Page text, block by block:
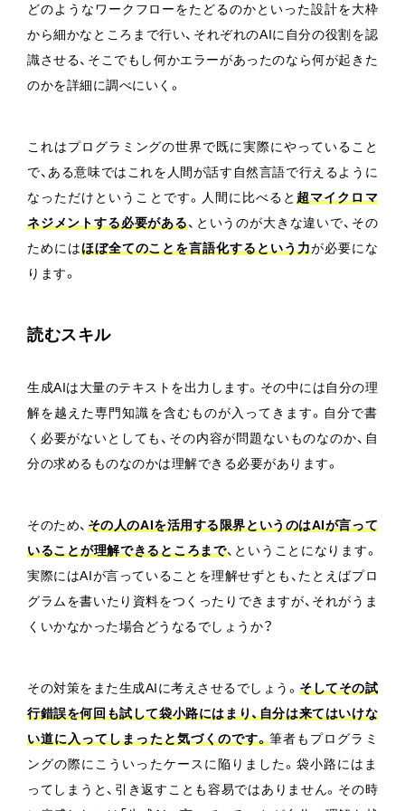
どのようなワークフローをたどるのかといった設計を大枠
から細かなところまで行い、それぞれのAIに自分の役割を認
識させる、そこでもし何かエラーがあったのなら何が起きた
のかを詳細に調べにいく。
これはプログラミングの世界で既に実際にやっていること
で、ある意味ではこれを人間が話す自然言語で行えるように
なっただけということです。人間に比べると超マイクロマ
ネジメントする必要がある、というのが大きな違いで、その
ためにはほぼ全てのことを言語化するという力が必要にな
ります。
読むスキル
生成AIは大量のテキストを出力します。その中には自分の理
解を越えた専門知識を含むものが入ってきます。自分で書
く必要がないとしても、その内容が問題ないものなのか、自
分の求めるものなのかは理解できる必要があります。
そのため、 その人のAIを活用する限界というのはAIが言って
いることが理解できるところまで、ということになります。
実際にはAIが言っていることを理解せずとも、たとえばプロ
グラムを書いたり資料をつくったりできますが、それがうま
くいかなかった場合どうなるでしょうか？
その対策をまた生成AIに考えさせるでしょう。 そしてその試
行錯誤を何回も試して袋小路にはまり、自分は来てはいけな
い道に入ってしまったと気づくのです。筆者もプログラミ
ングの際にこういったケースに陥りました。袋小路にはま
ってしまうと、引き返すことも容易ではありません。その時